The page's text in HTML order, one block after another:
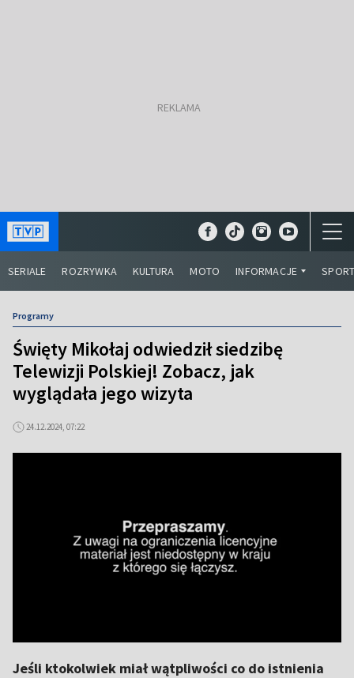
SERIALE ROZRYWKA KULTURA MOTO INFORMACJE
Programy
Święty Mikołaj odwiedził siedzibę
Telewizji Polskiej! Zobacz, jak
wyglądała jego wizyta
24.12.2024, 07:22
Jeśli ktokolwiek miał wątpliwości co do istnienia